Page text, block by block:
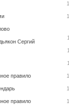
Сергий
правило
правило